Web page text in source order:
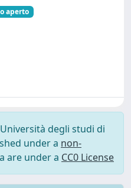
aperto
degli studi di
under a non-
are under a CC0 License